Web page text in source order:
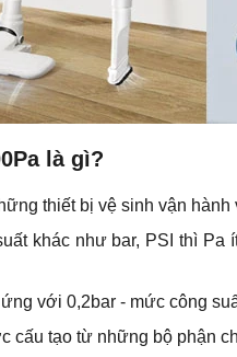
là gì?
thiết bị vệ sinh vận
khác như bar, PSI thì
với 0,2bar - mức công
cấu tạo từ những bộ phận